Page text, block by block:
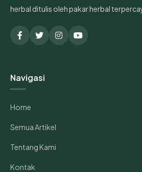
herbal ditulis oleh pakar herbal
Navigasi
Home
Semua Artikel
Tentang Kami
Kontak